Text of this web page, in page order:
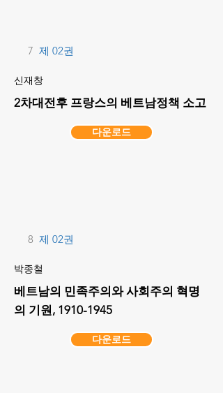
7 제 02권
신재창
2차대전후 프랑스의 베트남정책 소고
다운로드
8 제 02권
박종철
베트남의 민족주의와 사회주의 혁명
의 기원, 1910-1945
다운로드